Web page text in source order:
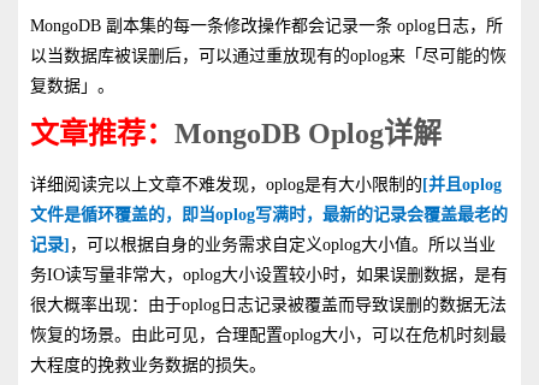
MongoDB 副本集的每一条修改操作都会记录一条 oplog日志，所
以当数据库被误删后，可以通过重放现有的oplog来「尽可能的恢
复数据」。
文章推荐： MongoDB Oplog详解
详细阅读完以上文章不难发现，oplog是有大小限制的 [并且oplog
文件是循环覆盖的，即当oplog写满时，最新的记录会覆盖最老的
记录] ，可以根据自身的业务需求自定义oplog大小值。所以当业
务IO读写量非常大，oplog大小设置较小时，如果误删数据，是有
很大概率出现：由于oplog日志记录被覆盖而导致误删的数据无法
恢复的场景。由此可见，合理配置oplog大小，可以在危机时刻最
大程度的挽救业务数据的损失。